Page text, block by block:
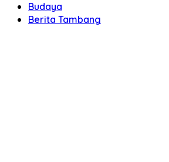
Budaya
Berita Tambang